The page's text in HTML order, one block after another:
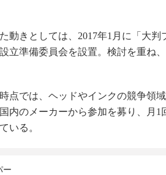
きとしては、2017年1月に「大判
立準備委員会を設置。検討を重ね
点では、ヘッドやインクの競争領
内のメーカーから参加を募り、月1
いる。
ー